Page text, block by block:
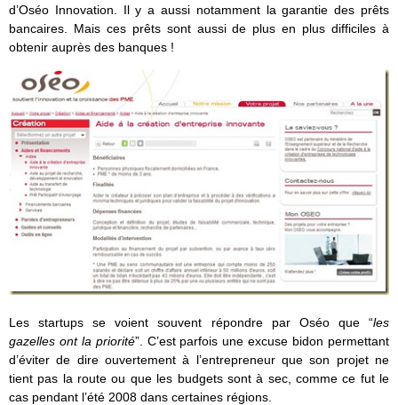
d’Oséo Innovation. Il y a aussi notamment la garantie des prêts
bancaires. Mais ces prêts sont aussi de plus en plus difficiles à
obtenir auprès des banques !
Les startups se voient souvent répondre par Oséo que “les
gazelles ont la priorité”. C’est parfois une excuse bidon permettant
d’éviter de dire ouvertement à l’entrepreneur que son projet ne
tient pas la route ou que les budgets sont à sec, comme ce fut le
cas pendant l’été 2008 dans certaines régions.